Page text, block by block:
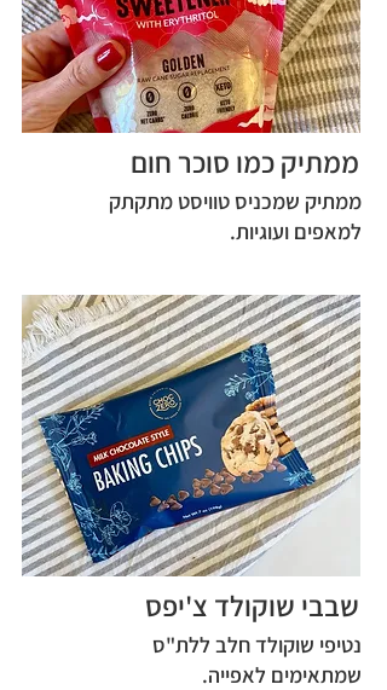
ממתיק כמו סוכר חום
ממתיק שמכניס טוויסט מתקתק
למאפים ועוגיות.
שבבי שוקולד צ'יפס
נטיפי שוקולד חלב ללת"ס
שמתאימים לאפייה.